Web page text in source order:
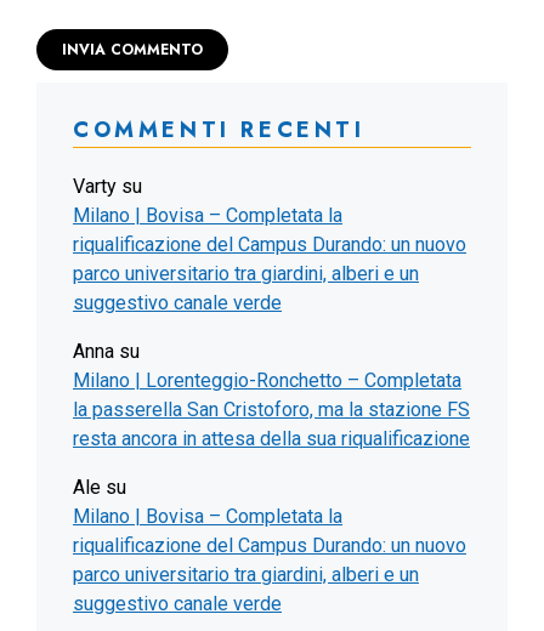
COMMENTI RECENTI
Varty su
Milano | Bovisa – Completata la
riqualificazione del Campus Durando: un nuovo
parco universitario tra giardini, alberi e un
suggestivo canale verde
Anna su
Milano | Lorenteggio-Ronchetto – Completata
la passerella San Cristoforo, ma la stazione FS
resta ancora in attesa della sua riqualificazione
Ale su
Milano | Bovisa – Completata la
riqualificazione del Campus Durando: un nuovo
parco universitario tra giardini, alberi e un
suggestivo canale verde